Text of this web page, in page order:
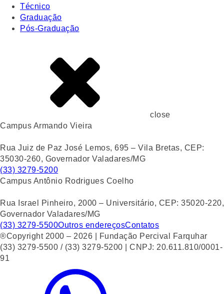
Técnico
Graduação
Pós-Graduação
close
Campus Armando Vieira
Rua Juiz de Paz José Lemos, 695 – Vila Bretas, CEP:
35030-260, Governador Valadares/MG
(33) 3279-5200
Campus Antônio Rodrigues Coelho
Rua Israel Pinheiro, 2000 – Universitário, CEP: 35020-220,
Governador Valadares/MG
(33) 3279-5500Outros endereçosContatos
®Copyright 2000 – 2026 | Fundação Percival Farquhar
(33) 3279-5500 / (33) 3279-5200 | CNPJ: 20.611.810/0001-
91